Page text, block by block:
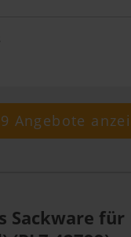
Angebote
Sackware für